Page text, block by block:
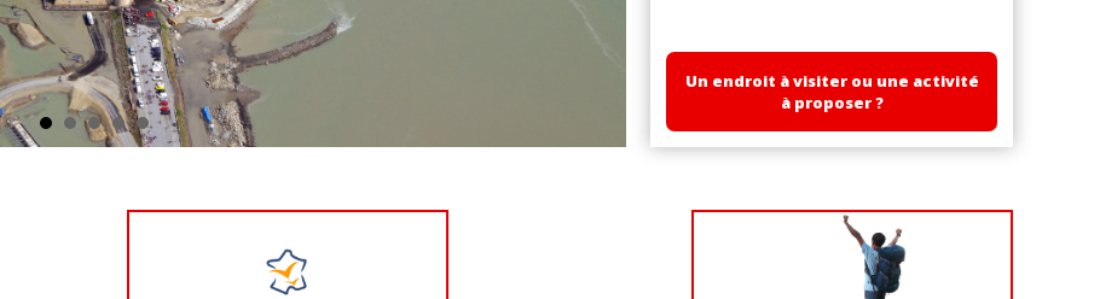
Un endroit à visiter ou une activité
à proposer ?